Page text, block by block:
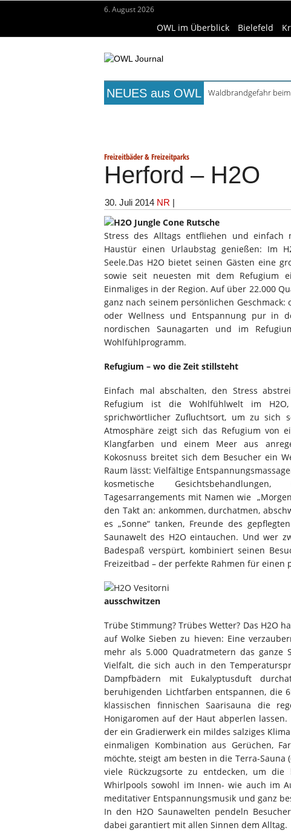
6. August 2026
OWL im Überblick Bielefeld
NEUES aus OWL
Waldbrandgefahr
Freizeitbäder & Freizeitparks
Herford – H2O
30. Juli 2014 NR |
Stress des Alltags entfliehen und
Haustür einen Urlaubstag genießen: Im
Seele.Das H2O bietet seinen Gästen eine
sowie seit neuesten mit dem Refugium
Einmaliges in der Region. Auf über 22.000
ganz nach seinem persönlichen
oder Wellness und Entspannung pur in
nordischen Saunagarten und im
Wohlfühlprogramm.
Refugium – wo die Zeit stillsteht
Einfach mal abschalten, den Stress
Refugium ist die Wohlfühlwelt im
sprichwörtlicher Zufluchtsort, um zu sich
Atmosphäre zeigt sich das Refugium von
Klangfarben und einem Meer aus
Kokosnuss breitet sich dem Besucher ein
Raum lässt: Vielfältige
kosmetische
Tagesarrangements mit Namen wie
den Takt an: ankommen, durchatmen,
es „Sonne“ tanken, Freunde des
Saunawelt des H2O eintauchen. Und wer
Badespaß verspürt, kombiniert seinen
Freizeitbad – der perfekte Rahmen für einen
ausschwitzen
Trübe Stimmung? Trübes Wetter? Das H2O
auf Wolke Sieben zu hieven: Eine
mehr als 5.000 Quadratmetern das ganze
Vielfalt, die sich auch in den
Dampfbädern mit Eukalyptusduft
beruhigenden Lichtfarben entspannen, die
klassischen finnischen Saarisauna die
Honigaromen auf der Haut abperlen
der ein Gradierwerk ein mildes salziges
einmaligen Kombination aus Gerüchen,
möchte, steigt am besten in die Terra-Sauna
viele Rückzugsorte zu entdecken, um
Whirlpools sowohl im Innen- wie auch im
meditativer Entspannungsmusik und ganz
In den H2O Saunawelten pendeln
dabei garantiert mit allen Sinnen dem Alltag.